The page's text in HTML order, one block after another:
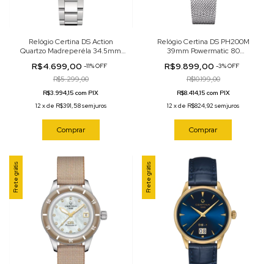
Relógio Certina DS Action
Quartzo Madreperéla 34.5mm
R$4.699,00-11%OFF
R$5.299,00
R$3.994,15 com PIX
12 xde R$391,58sem juros
Comprar
Relógio Certina DS PH200M
39mm Powermatic 80
C036.207.11.296.00
R$9.899,00-3%OFF
R$10.199,00
R$8.414,15 com PIX
12 xde R$824,92 sem juros
Comprar
Frete grátis Frete grátis